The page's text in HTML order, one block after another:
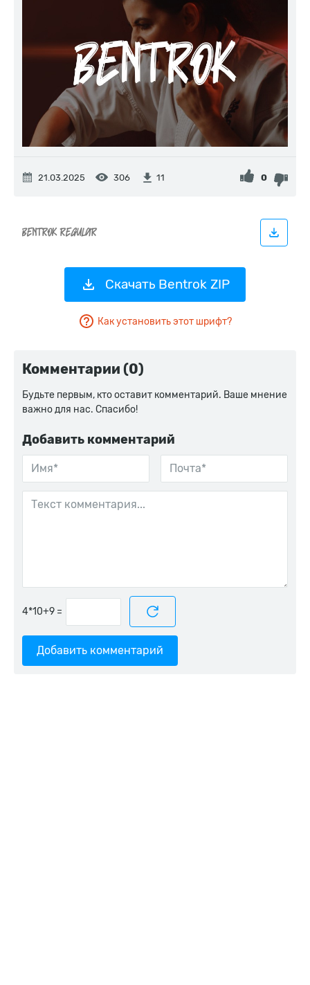
21.03.2025 306 11 0
Скачать Bentrok ZIP
Как установить этот шрифт?
Комментарии (0)
Будьте первым, кто оставит комментарий. Ваше мнение
важно для нас. Спасибо!
Добавить комментарий
=
Добавить комментарий